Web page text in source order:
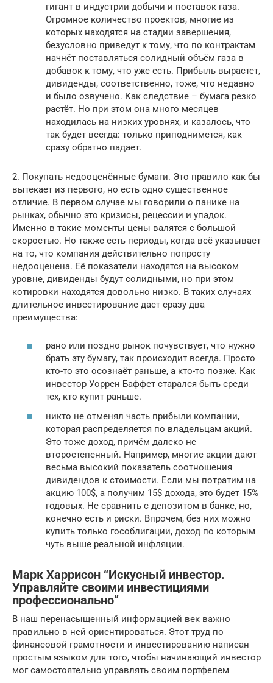
гигант в индустрии добычи и поставок газа.
Огромное количество проектов, многие из
которых находятся на стадии завершения,
безусловно приведут к тому, что по контрактам
начнёт поставляться солидный объём газа в
добавок к тому, что уже есть. Прибыль вырастет,
дивиденды, соответственно, тоже, что недавно
и было озвучено. Как следствие – бумага резко
растёт. Но при этом она много месяцев
находилась на низких уровнях, и казалось, что
так будет всегда: только приподнимется, как
сразу обратно падает.
2. Покупать недооценённые бумаги. Это правило как бы
вытекает из первого, но есть одно существенное
отличие. В первом случае мы говорили о панике на
рынках, обычно это кризисы, рецессии и упадок.
Именно в такие моменты цены валятся с большой
скоростью. Но также есть периоды, когда всё указывает
на то, что компания действительно попросту
недооценена. Её показатели находятся на высоком
уровне, дивиденды будут солидными, но при этом
котировки находятся довольно низко. В таких случаях
длительное инвестирование даст сразу два
преимущества:
рано или поздно рынок почувствует, что нужно
брать эту бумагу, так происходит всегда. Просто
кто-то это осознаёт раньше, а кто-то позже. Как
инвестор Уоррен Баффет старался быть среди
тех, кто купит раньше.
никто не отменял часть прибыли компании,
которая распределяется по владельцам акций.
Это тоже доход, причём далеко не
второстепенный. Например, многие акции дают
весьма высокий показатель соотношения
дивидендов к стоимости. Если мы потратим на
акцию 100$, а получим 15$ дохода, это будет 15%
годовых. Не сравнить с депозитом в банке, но,
конечно есть и риски. Впрочем, без них можно
купить только гособлигации, доход по которым
чуть выше реальной инфляции.
Марк Харрисон “Искусный инвестор.
Управляйте своими инвестициями
профессионально”
В наш перенасыщенный информацией век важно
правильно в ней ориентироваться. Этот труд по
финансовой грамотности и инвестированию написан
простым языком для того, чтобы начинающий инвестор
мог самостоятельно управлять своим портфелем